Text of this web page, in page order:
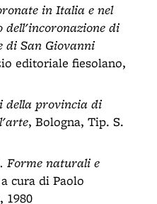
in Italia e nel
dell'incoronazione di
di San Giovanni
editoriale fiesolano,
della provincia di
, Bologna, Tip. S.
Forme naturali e
cura di Paolo
1980